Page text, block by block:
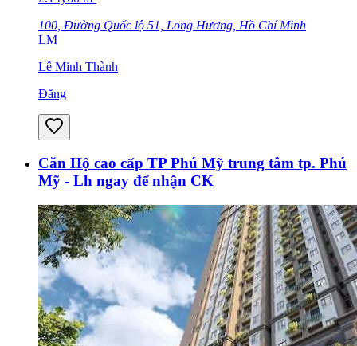
100, Đường Quốc lộ 51, Long Hương, Hồ Chí Minh
LM
Lê Minh Thành
Đăng
Căn Hộ cao cấp TP Phú Mỹ trung tâm tp. Phú
Mỹ - Lh ngay để nhận CK